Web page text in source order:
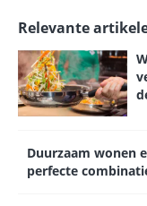
Relevante
Duurzaam wonen
perfecte